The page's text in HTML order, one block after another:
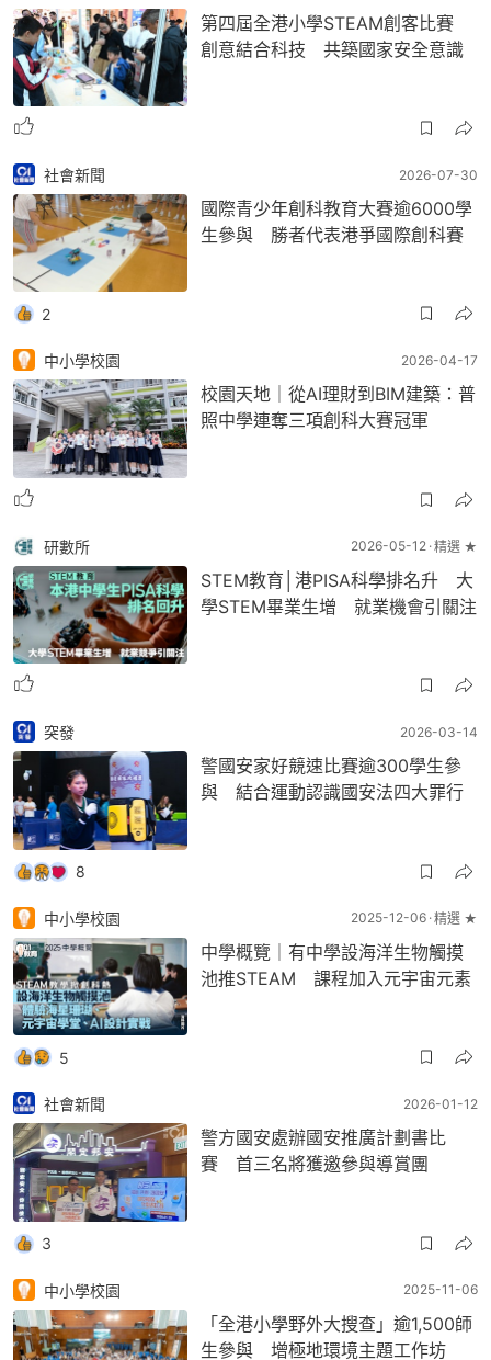
第四屆全港小學STEAM創客比賽
創意結合科技 共築國家安全意識
社會新聞 2026-07-30
國際青少年創科教育大賽逾6000學
生參與 勝者代表港爭國際創科賽
2
中小學校園 2026-04-17
校園天地｜從AI理財到BIM建築：普
照中學連奪三項創科大賽冠軍
研數所 2026-05-12 精選 ★
STEM教育│港PISA科學排名升 大
學STEM畢業生增 就業機會引關注
突發 2026-03-14
警國安家好競速比賽逾300學生參
與 結合運動認識國安法四大罪行
8
中小學校園 2025-12-06 精選 ★
中學概覽｜有中學設海洋生物觸摸
池推STEAM 課程加入元宇宙元素
5
社會新聞 2026-01-12
警方國安處辦國安推廣計劃書比
賽 首三名將獲邀參與導賞團
3
中小學校園 2025-11-06
「全港小學野外大搜查」逾1,500師
生參與 增極地環境主題工作坊